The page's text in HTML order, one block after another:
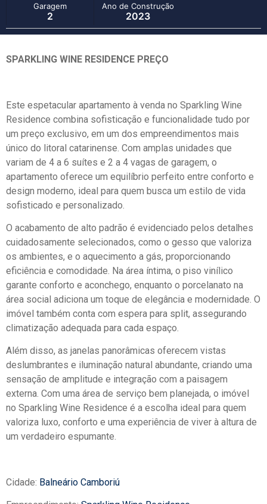
Garagem
2
Ano de Construção
2023
SPARKLING WINE RESIDENCE PREÇO
Este espetacular apartamento à venda no Sparkling Wine
Residence combina sofisticação e funcionalidade tudo por
um preço exclusivo, em um dos empreendimentos mais
único do litoral catarinense. Com amplas unidades que
variam de 4 a 6 suítes e 2 a 4 vagas de garagem, o
apartamento oferece um equilíbrio perfeito entre conforto e
design moderno, ideal para quem busca um estilo de vida
sofisticado e personalizado.
O acabamento de alto padrão é evidenciado pelos detalhes
cuidadosamente selecionados, como o gesso que valoriza
os ambientes, e o aquecimento a gás, proporcionando
eficiência e comodidade. Na área íntima, o piso vinílico
garante conforto e aconchego, enquanto o porcelanato na
área social adiciona um toque de elegância e modernidade. O
imóvel também conta com espera para split, assegurando
climatização adequada para cada espaço.
Além disso, as janelas panorâmicas oferecem vistas
deslumbrantes e iluminação natural abundante, criando uma
sensação de amplitude e integração com a paisagem
externa. Com uma área de serviço bem planejada, o imóvel
no Sparkling Wine Residence é a escolha ideal para quem
valoriza luxo, conforto e uma experiência de viver à altura de
um verdadeiro espumante.
Cidade: Balneário Camboriú